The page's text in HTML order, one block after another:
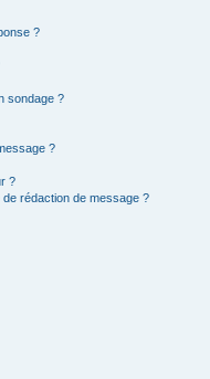
?
sondage ?
?
?
rédaction de message ?